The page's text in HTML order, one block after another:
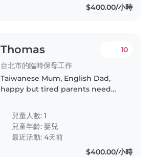
$400.00/小時
Thomas
台北市的臨時保母工作
10
Taiwanese Mum, English Dad,
happy but tired parents need
week old baby boy. Thank you!
兒童人數: 1
兒童年齡:嬰兒
最近活動: 4天前
$400.00/小時